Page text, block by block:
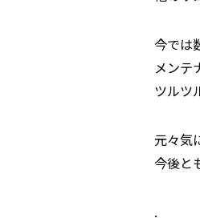
今では
メンテ
ツルツ
元々気
今後と
.